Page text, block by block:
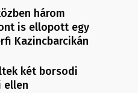
három
is ellopott egy
Kazincbarcikán
két borsodi
ellen